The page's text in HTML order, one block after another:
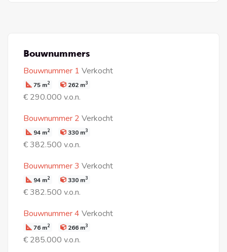
Bouwnummers
Bouwnummer 1 Verkocht
75 m2 262 m3
€ 290.000 v.o.n.
Bouwnummer 2 Verkocht
94 m2 330 m3
€ 382.500 v.o.n.
Bouwnummer 3 Verkocht
94 m2 330 m3
€ 382.500 v.o.n.
Bouwnummer 4 Verkocht
76 m2 266 m3
€ 285.000 v.o.n.